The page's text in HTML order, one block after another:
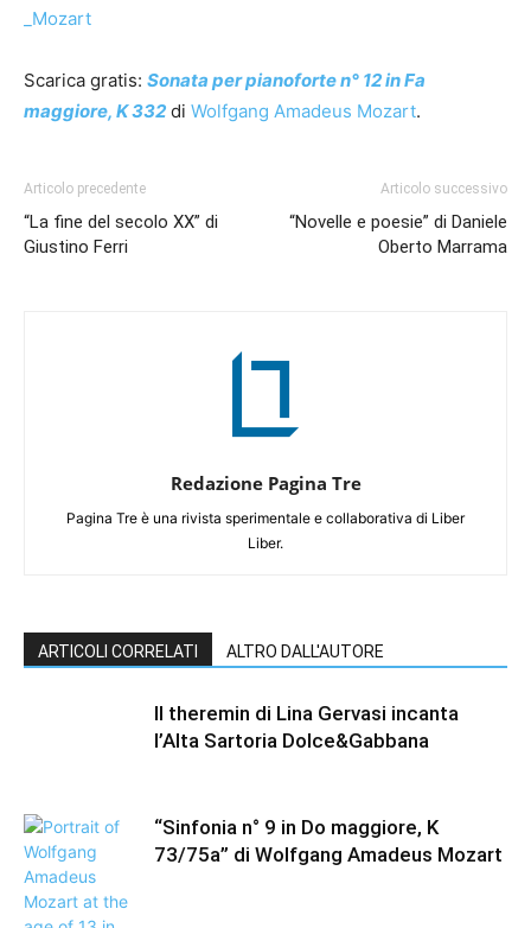
_Mozart
Scarica gratis: Sonata per pianoforte n° 12 in Fa
maggiore, K 332 di Wolfgang Amadeus Mozart.
Articolo precedente
“La fine del secolo XX” di
Giustino Ferri
Articolo successivo
“Novelle e poesie” di Daniele
Oberto Marrama
Redazione Pagina Tre
Pagina Tre è una rivista sperimentale e collaborativa di Liber
Liber.
ARTICOLI CORRELATI ALTRO DALL'AUTORE
Il theremin di Lina Gervasi incanta
l’Alta Sartoria Dolce&Gabbana
“Sinfonia n° 9 in Do maggiore, K
73/75a” di Wolfgang Amadeus Mozart